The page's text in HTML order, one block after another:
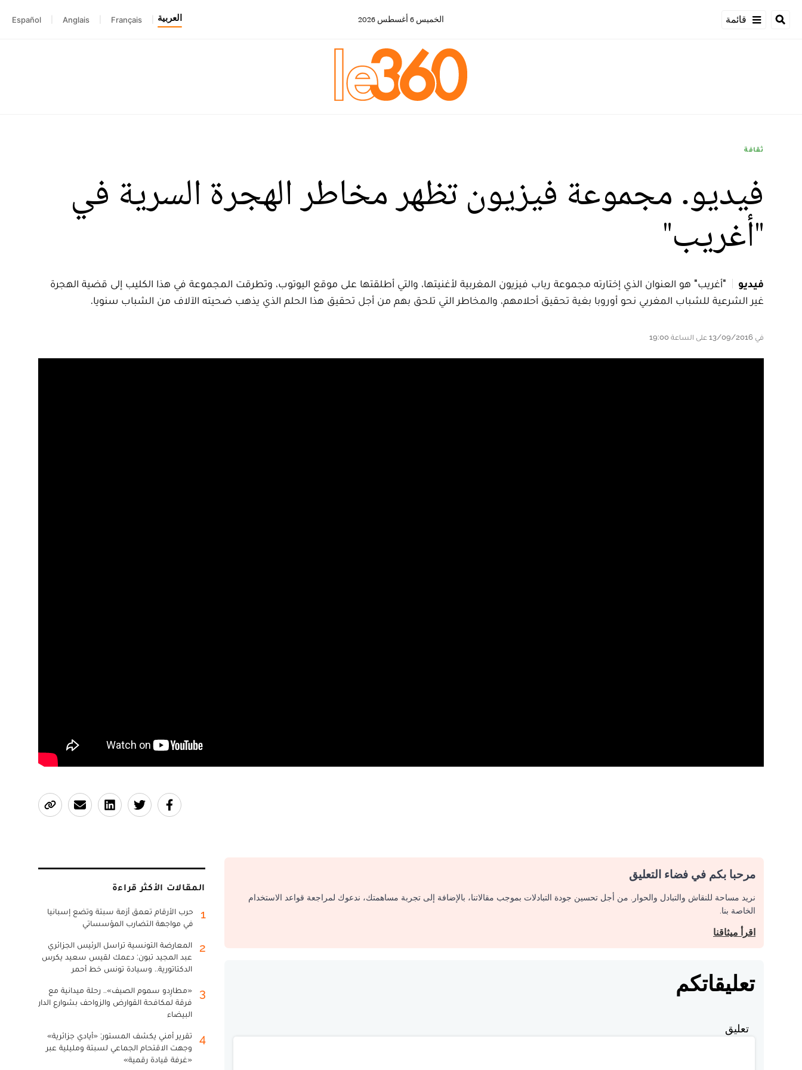
قائمة الخميس 6 أغسطس 2026 العربية Français
Anglais
Español
ثقافة
فيديو. مجموعة فيزيون تظهر مخاطر الهجرة السرية في
"أغريب"
فيديو
"أغريب" هو العنوان الذي إختارته مجموعة رباب فيزيون المغربية لأغنيتها، والتي أطلقتها على موقع اليوتوب، وتطرقت المجموعة في هذا الكليب إلى قضية الهجرة
غير الشرعية للشباب المغربي نحو أوروبا بغية تحقيق أحلامهم، والمخاطر التي تلحق بهم من أجل تحقيق هذا الحلم الذي يذهب ضحيته الآلاف من الشباب سنويا.
في 13/09/2016 على الساعة 19:00
مرحبا بكم في فضاء التعليق
نريد مساحة للنقاش والتبادل والحوار. من أجل تحسين جودة التبادلات بموجب مقالاتنا، بالإضافة إلى تجربة مساهمتك، ندعوك لمراجعة قواعد الاستخدام
الخاصة بنا.
اقرأ ميثاقنا
تعليقاتكم
تعليق
المقالات الأكثر قراءة
1
حرب الأرقام تعمق أزمة سبتة وتضع إسبانيا
في مواجهة التضارب المؤسساتي
2
المعارضة التونسية تراسل الرئيس الجزائري
عبد المجيد تبون: دعمك لقيس سعيد يكرس
الدكتاتورية.. وسيادة تونس خط أحمر
3
«مطارِدو سموم الصيف».. رحلة ميدانية مع
فرقة لمكافحة القوارض والزواحف بشوارع الدار
البيضاء
4
تقرير أمني يكشف المستور: «أيادي جزائرية»
وجهت الاقتحام الجماعي لسبتة ومليلية عبر
«غرفة قيادة رقمية»